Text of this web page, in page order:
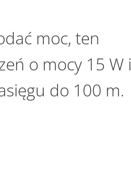
moc, ten
o mocy 15 W i
do 100 m.